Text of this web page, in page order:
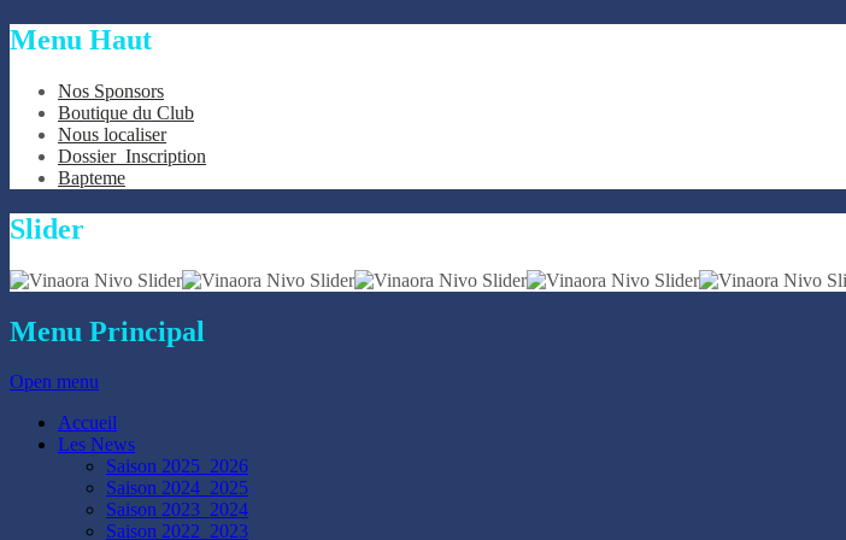
Menu Haut
Nos Sponsors
Boutique du Club
Nous localiser
Dossier_Inscription
Bapteme
Slider
Menu Principal
Open menu
Accueil
Les News
Saison 2025_2026
Saison 2024_2025
Saison 2023_2024
Saison 2022_2023